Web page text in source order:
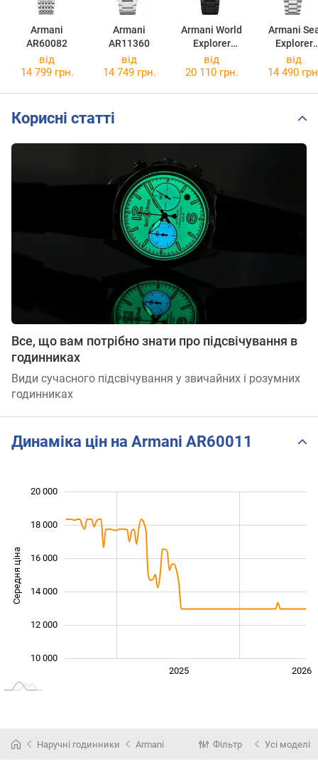
Armani
AR60082
Armani
AR11360
Armani World
Explorer
AR11784
Armani
Explorer
AR60079
від
14 799 грн.
від
14 749 грн.
від
20 110 грн.
від
14 490
Корисні статті
Все, що вам потрібно знати про підсвічування в
годинниках
Види сучасного підсвічування у звичайних і розумних
годинниках
Динаміка цін на Armani AR60011
Середня ціна
10 000
12 000
14 000
16 000
18 000
20 000
2025 2026
Наручні годинники Armani Фільтр Усі моделі